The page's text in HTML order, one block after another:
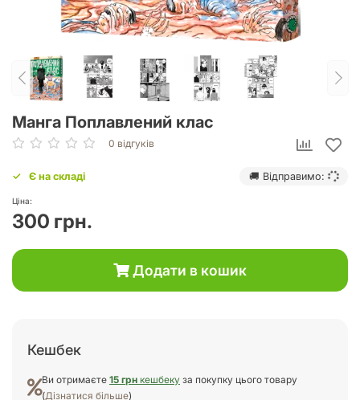
Манга Поплавлений клас
0 відгуків
Є на складі 🚚 Відправимо:
Ціна:
300 грн.
Додати в кошик
Кешбек
Ви отримаєте 15 грн кешбеку за покупку цього товару
(Дізнатися більше)